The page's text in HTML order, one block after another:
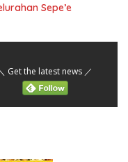
Sepe’e
Get the latest news ／